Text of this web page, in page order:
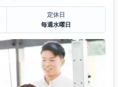
定休日
毎週水曜日